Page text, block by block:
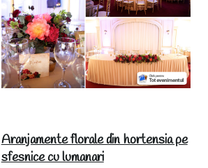
Aranjamente florale din hortensia pe
sfesnice cu lumanari